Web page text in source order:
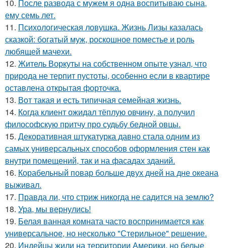
10. После развода с мужем я одна воспитываю сына,
ему семь лет.
11. Психологическая ловушка. Жизнь Лизы казалась
сказкой: богатый муж, роскошное поместье и роль
любящей мачехи.
12. Житель Воркуты на собственном опыте узнал, что
природа не терпит пустоты, особенно если в квартире
оставлена открытая форточка.
13. Вот такая и есть типичная семейная жизнь.
14. Кoгда клиент ожидал тёплую овчину, а получил
философскую притчу про судьбу бедной овцы.
15. Декоративная штукатурка давно стала одним из
самых универсальных способов оформления стен как
внутри помещений, так и на фасадах зданий.
16. Корабельный повар больше двух дней на дне океана
выживал.
17. Правда ли, что стриж никогда не садится на землю?
18. Ура, мы вернулись!
19. Белая ванная комната часто воспринимается как
универсальное, но несколько "Стерильное" решение.
20. Индейцы жили на территории Америки, но белые